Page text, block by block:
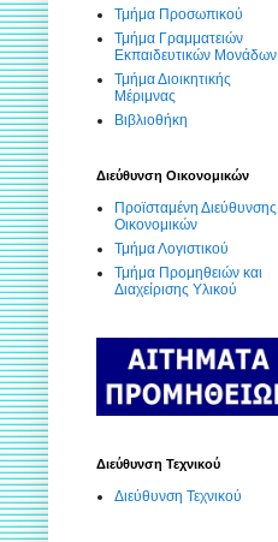
Τμήμα Προσωπικού
Τμήμα Γραμματειών
Εκπαιδευτικών Μονάδων
Τμήμα Διοικητικής
Μέριμνας
Βιβλιοθήκη
Διεύθυνση Οικονομικών
Προϊσταμένη Διεύθυνσης
Οικονομικών
Τμήμα Λογιστικού
Τμήμα Προμηθειών και
Διαχείρισης Υλικού
Διεύθυνση Τεχνικού
Διεύθυνση Τεχνικού